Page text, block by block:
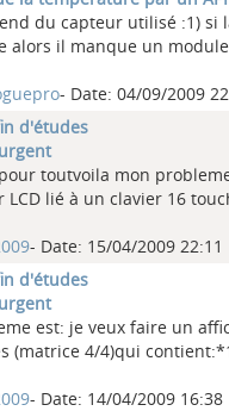
du capteur utilisé :1) si
alors il manque un
- Date: 04/09/2009
d'études
toutvoila mon
lié à un clavier 16
- Date: 15/04/2009 22:11
d'études
est: je veux faire un
(matrice 4/4)qui
- Date: 14/04/2009 16:38